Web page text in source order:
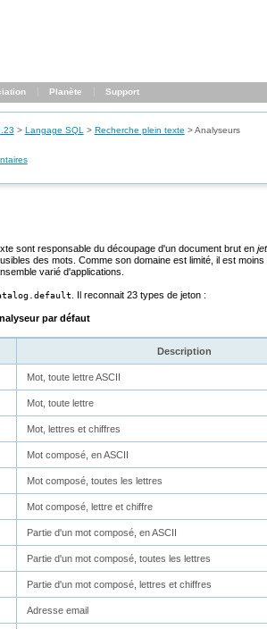
Planète Support
> Langage SQL > Recherche plein texte >Analyseurs
sont responsable du découpage d'un document brut en
des mots. Comme son domaine est limité, il est
varié d'applications.
. Il reconnait 23 types de jeton :
par défaut
Description
Mot, toute lettre ASCII
Mot, toute lettre
Mot, lettres et chiffres
Mot composé, en ASCII
Mot composé, toutes les lettres
Mot composé, lettre et chiffre
Partie d'un mot composé, en ASCII
Partie d'un mot composé, toutes les lettres
Partie d'un mot composé, lettres et chiffres
Adresse email